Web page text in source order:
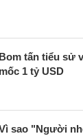
Bom tấn tiểu sử
mốc 1 tỷ USD
sao "Người